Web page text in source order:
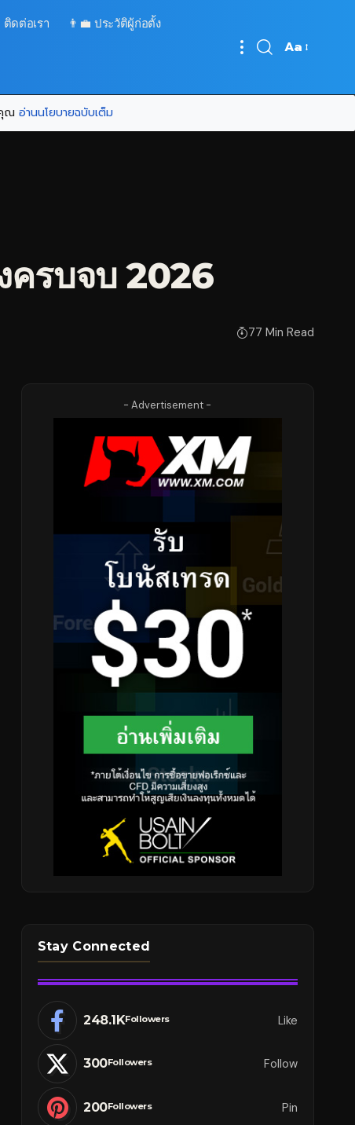
ติดต่อเรา 👨‍💼 ประวัติผู้ก่อตั้ง
Font
Aa
ณ อ่านนโยบายฉบับเต็ม
ครบจบ 2026
77 Min Read
- Advertisement -
Stay Connected
248.1KFollowers Like
300Followers Follow
200Followers Pin